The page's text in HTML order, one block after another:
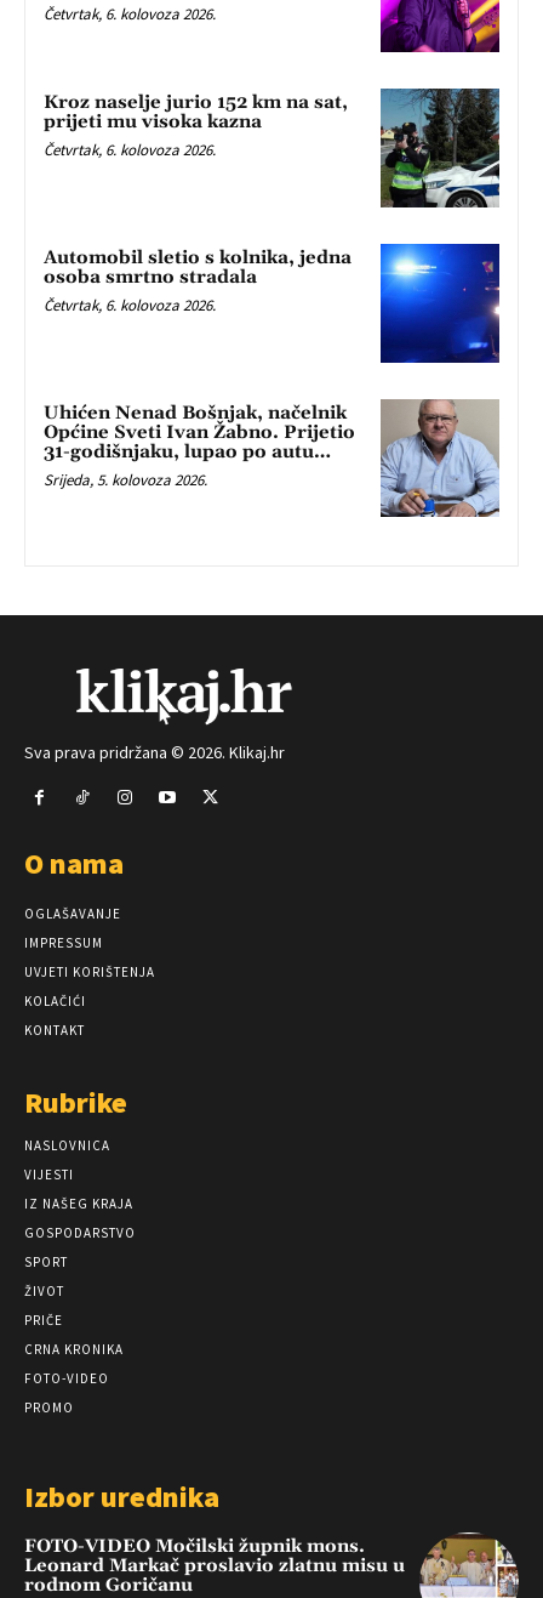
Četvrtak, 6. kolovoza 2026.
Kroz naselje jurio 152 km na sat,
prijeti mu visoka kazna
Četvrtak, 6. kolovoza 2026.
Automobil sletio s kolnika, jedna
osoba smrtno stradala
Četvrtak, 6. kolovoza 2026.
Uhićen Nenad Bošnjak, načelnik
Općine Sveti Ivan Žabno. Prijetio
31-godišnjaku, lupao po autu…
Srijeda, 5. kolovoza 2026.
Sva prava pridržana © 2026. Klikaj.hr
O nama
OGLAŠAVANJE
IMPRESSUM
UVJETI KORIŠTENJA
KOLAČIĆI
KONTAKT
Rubrike
NASLOVNICA
VIJESTI
IZ NAŠEG KRAJA
GOSPODARSTVO
SPORT
ŽIVOT
PRIČE
CRNA KRONIKA
FOTO-VIDEO
PROMO
Izbor urednika
FOTO-VIDEO Močilski župnik mons.
Leonard Markač proslavio zlatnu misu u
rodnom Goričanu